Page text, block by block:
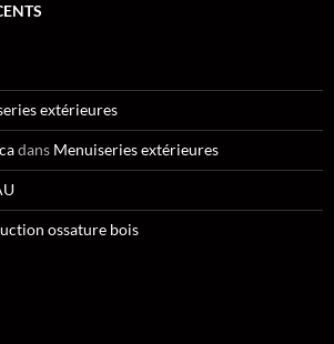
extérieures
dans Menuiseries extérieures
ossature bois